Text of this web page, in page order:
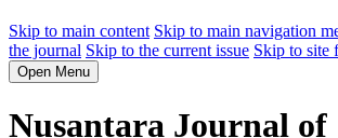
Skip to main content Skip to main navigation
the journal Skip to the current issue Skip to site
Open Menu
Nusantara Journal of